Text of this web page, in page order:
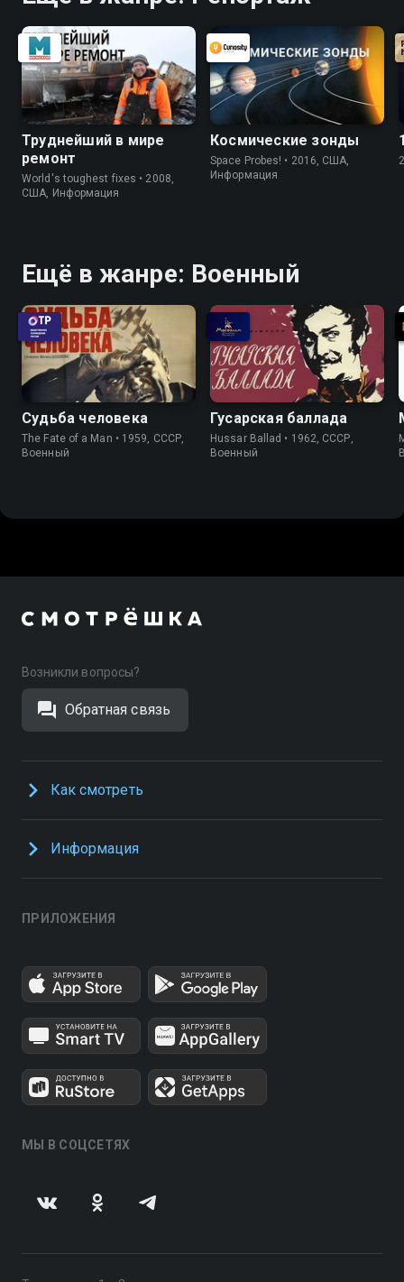
Труднейший в мире
ремонт
World's toughest fixes • 2008,
США, Информация
Космические зонды
Space Probes! • 2016, США,
Информация
Ещё в жанре: Военный
Судьба человека
The Fate of a Man • 1959, СССР,
Военный
Гусарская баллада
Hussar Ballad • 1962, СССР,
Военный
Возникли вопросы?
Обратная связь
Как смотреть
Информация
ПРИЛОЖЕНИЯ
МЫ В СОЦСЕТЯХ